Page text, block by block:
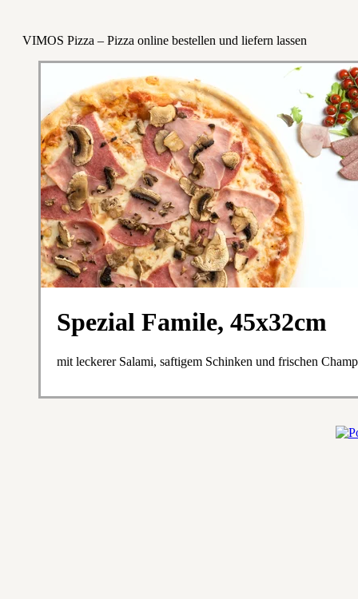
VIMOS Pizza – Pizza online bestellen und liefern lassen
Spezial Famile, 45x32cm
mit leckerer Salami, saftigem Schinken und frischen